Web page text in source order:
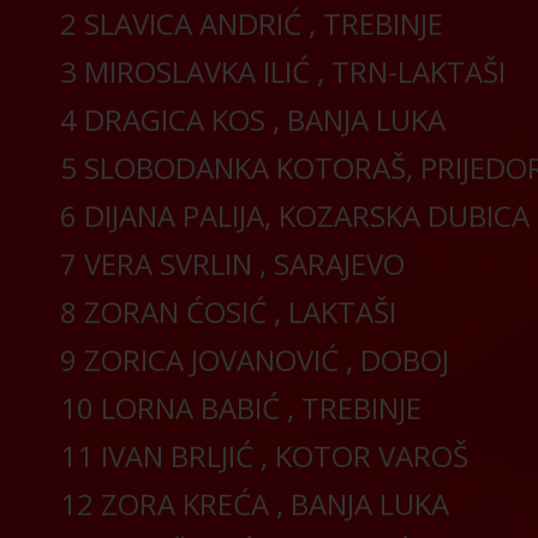
2 SLAVICA ANDRIĆ , TREBINJE
3 MIROSLAVKA ILIĆ , TRN-LAKTAŠI
4 DRAGICA KOS , BANJA LUKA
5 SLOBODANKA KOTORAŠ,
6 DIJANA PALIJA, KOZARSKA DUBICA
7 VERA SVRLIN , SARAJEVO
8 ZORAN ĆOSIĆ , LAKTAŠI
9 ZORICA JOVANOVIĆ , DOBOJ
10 LORNA BABIĆ , TREBINJE
11 IVAN BRLJIĆ , KOTOR VAROŠ
12 ZORA KREĆA , BANJA LUKA